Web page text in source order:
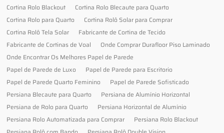
Cortina Rolo Blackout
Cortina Rolo Blecaute para Quarto
Cortina Rolo para Quarto
Cortina Rolô Solar para Comprar
Cortina Rolô Tela Solar
Fabricante de Cortina de Tecido
Fabricante de Cortinas de Voal
Onde Comprar Durafloor Piso Laminado
Onde Encontrar Os Melhores Papel de Parede
Papel de Parede de Luxo
Papel de Parede para Escritorio
Papel de Parede Quarto Feminino
Papel de Parede Sofisticado
Persiana Blecaute para Quarto
Persiana de Alumínio Horizontal
Persiana de Rolo para Quarto
Persiana Horizontal de Alumínio
Persiana Rolo Automatizada para Comprar
Persiana Rolo Blackout